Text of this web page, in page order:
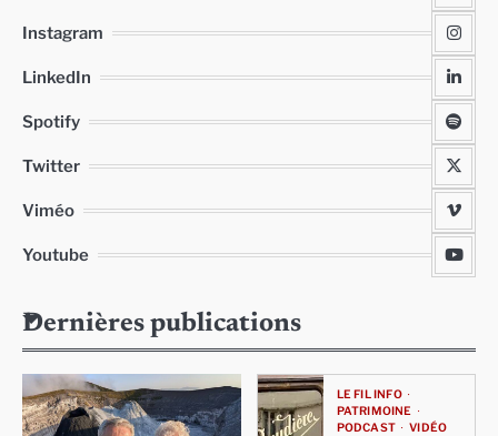
Instagram
LinkedIn
Spotify
Twitter
Viméo
Youtube
Dernières publications
LE FIL INFO
PATRIMOINE
PODCAST
VIDÉO